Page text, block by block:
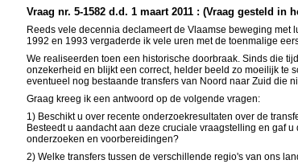
Vraag nr. 5-1582 d.d. 1 maart 2011 : (Vraag gesteld in
Reeds vele decennia declameert de Vlaamse beweging
1992 en 1993 vergaderde ik vele uren met de toenmalige
We realiseerden toen een historische doorbraak. Sinds die
onzekerheid en blijkt een correct, helder beeld zo moeilijk te
eventueel nog bestaande transfers van Noord naar Zuid die
Graag kreeg ik een antwoord op de volgende vragen:
1) Beschikt u over recente onderzoekresultaten over de
Besteedt u aandacht aan deze cruciale vraagstelling en gaf
onderzoeken en voorbereidingen?
2) Welke transfers tussen de verschillende regio's van ons